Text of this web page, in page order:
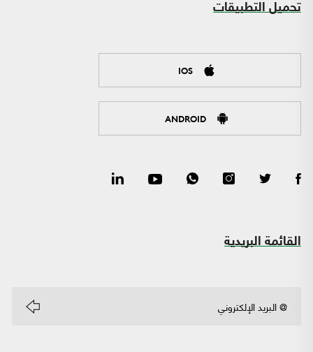
تحميل التطبيقات
IOS
ANDROID
القائمة البريدية